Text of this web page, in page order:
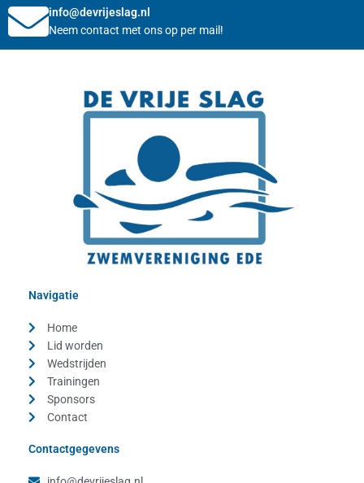
info@devrijeslag.nl
Neem contact met ons op per mail!
Navigatie
Home
Lid worden
Wedstrijden
Trainingen
Sponsors
Contact
Contactgegevens